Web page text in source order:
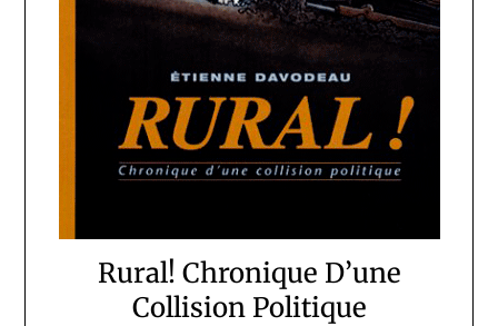
Rural! Chronique D’une
Collision Politique